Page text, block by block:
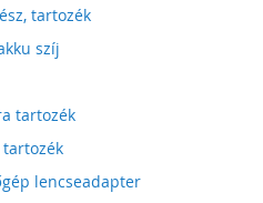
tartozék
szíj
tartozék
tartozék
lencseadapter